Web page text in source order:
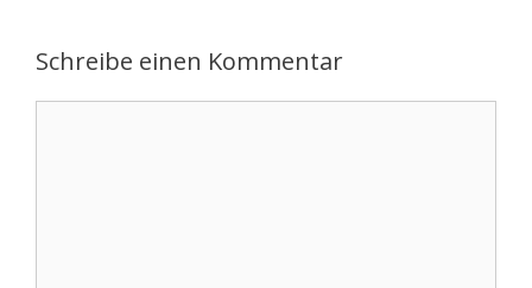
Schreibe einen Kommentar